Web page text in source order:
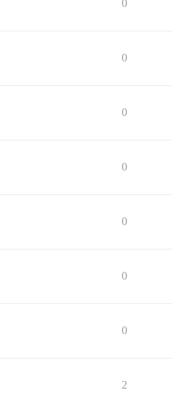
0
0
0
0
0
0
0
2